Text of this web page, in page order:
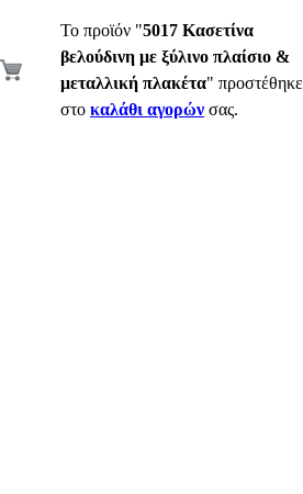
Το προϊόν "5017 Κασετίνα
βελούδινη με ξύλινο πλαίσιο &
μεταλλική πλακέτα" προστέθηκε
στο καλάθι αγορών σας.